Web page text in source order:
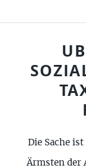
Die Sache
Ärmsten der